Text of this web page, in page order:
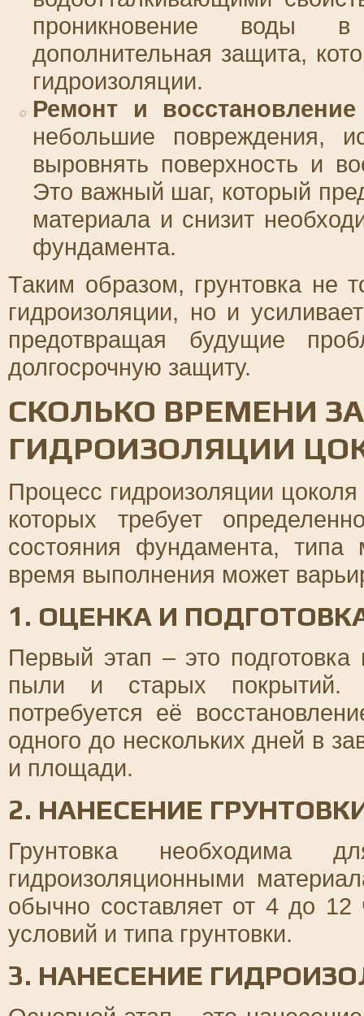
проникновение воды
дополнительная защита,
гидроизоляции.
Ремонт и восстановление
небольшие повреждения,
выровнять поверхность и
Это важный шаг, который
материала и снизит
фундамента.
Таким образом, грунтовка не
гидроизоляции, но и
предотвращая будущие
долгосрочную защиту.
СКОЛЬКО ВРЕМЕНИ
ГИДРОИЗОЛЯЦИИ
Процесс гидроизоляции
которых требует
состояния фундамента, типа
время выполнения может
1. ОЦЕНКА И
Первый этап – это подготовка
пыли и старых покрытий.
потребуется её
одного до нескольких дней в
и площади.
2. НАНЕСЕНИЕ
Грунтовка необходима
гидроизоляционными
обычно составляет от 4 до 12
условий и типа грунтовки.
3. НАНЕСЕНИЕ